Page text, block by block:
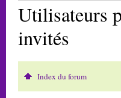
Utilisateurs
invités
Index du forum